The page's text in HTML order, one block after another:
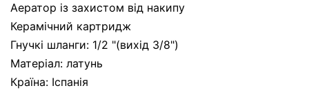
Аератор із захистом від накипу
Керамічний картридж
Гнучкі шланги: 1/2 "(вихід 3/8")
Матеріал: латунь
Країна: Іспанія